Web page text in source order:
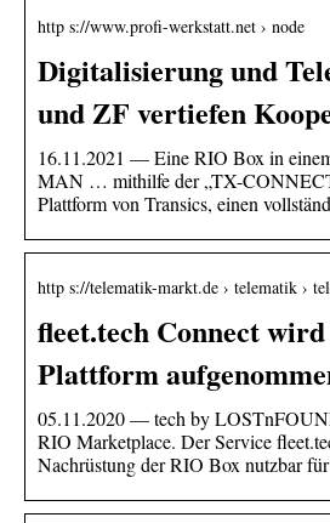
http s://www.profi-werkstatt.net › node
Digitalisierung und
und ZF vertiefen
16.11.2021 — Eine RIO Box in
MAN … mithilfe der „TX-
Plattform von Transics, einen
http s://telematik-markt.de › telematik ›
fleet.tech Connect
Plattform
05.11.2020 — tech by
RIO Marketplace. Der Service
Nachrüstung der RIO Box nutzbar